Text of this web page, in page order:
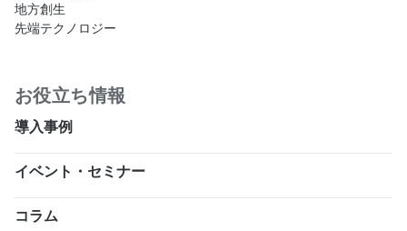
地方創生
先端テクノロジー
お役立ち情報
導入事例
イベント・セミナー
コラム